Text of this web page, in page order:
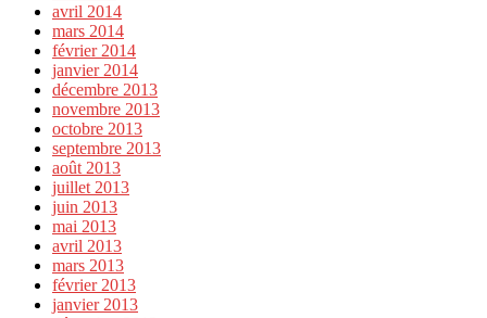
avril 2014
mars 2014
février 2014
janvier 2014
décembre 2013
novembre 2013
octobre 2013
septembre 2013
août 2013
juillet 2013
juin 2013
mai 2013
avril 2013
mars 2013
février 2013
janvier 2013